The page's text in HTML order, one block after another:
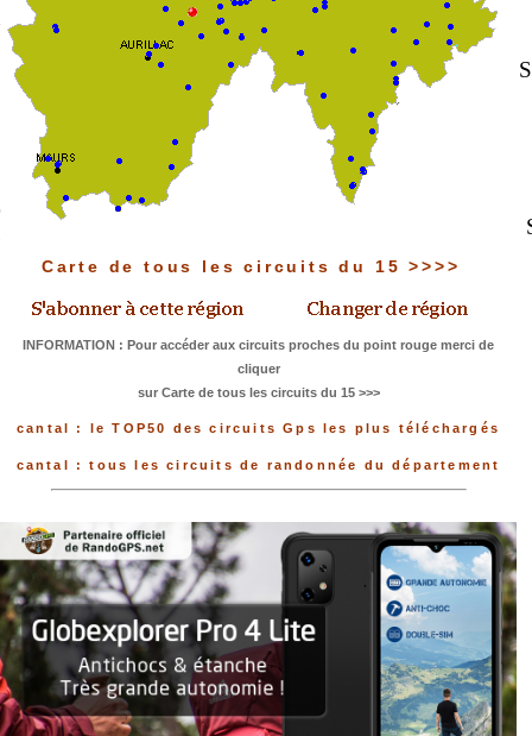
Carte de tous les circuits du 15 >>>>
INFORMATION : Pour accéder aux circuits proches du point rouge merci de
cliquer
sur Carte de tous les circuits du 15 >>>
cantal : le TOP50 des circuits Gps les plus téléchargés
cantal : tous les circuits de randonnée du département